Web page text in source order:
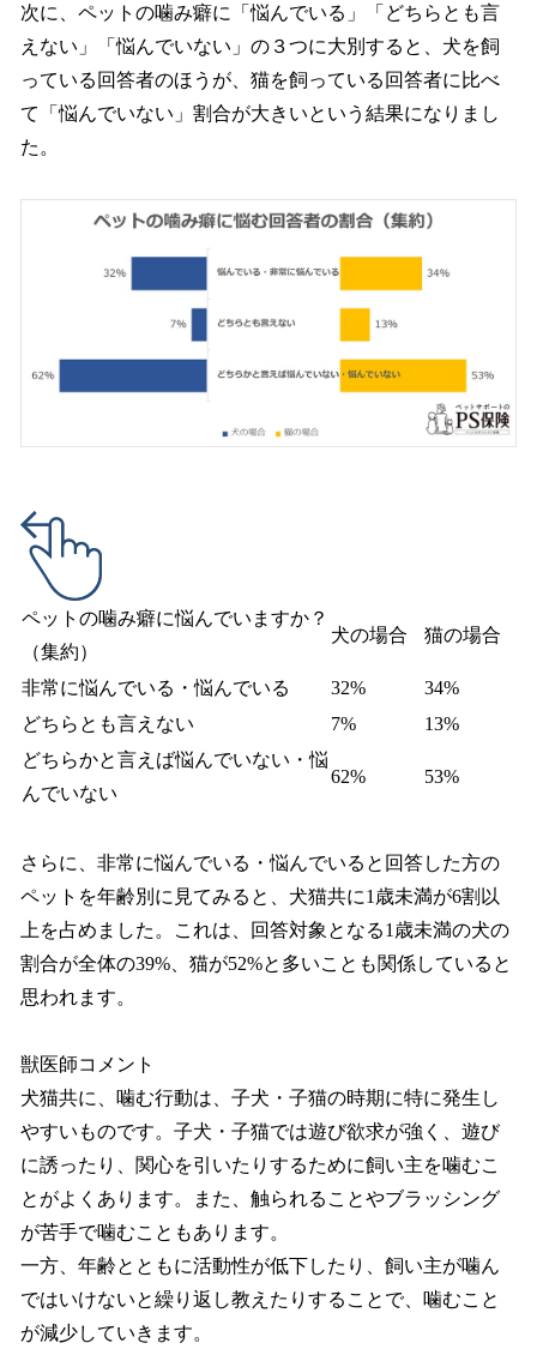
次に、ペットの噛み癖に「悩んでいる」「どちらとも言
えない」「悩んでいない」の３つに大別すると、犬を飼
っている回答者のほうが、猫を飼っている回答者に比べ
て「悩んでいない」割合が大きいという結果になりまし
た。
ペットの噛み癖に悩んでいますか？
（集約）
犬の場合 猫の場合
非常に悩んでいる・悩んでいる 32%
34%
どちらとも言えない
7%
13%
どちらかと言えば悩んでいない・悩
んでいない
62% 53%
さらに、非常に悩んでいる・悩んでいると回答した方の
ペットを年齢別に見てみると、犬猫共に1歳未満が6割以
上を占めました。これは、回答対象となる1歳未満の犬の
割合が全体の39%、猫が52%と多いことも関係していると
思われます。
獣医師コメント
犬猫共に、噛む行動は、子犬・子猫の時期に特に発生し
やすいものです。子犬・子猫では遊び欲求が強く、遊び
に誘ったり、関心を引いたりするために飼い主を噛むこ
とがよくあります。また、触られることやブラッシング
が苦手で噛むこともあります。
一方、年齢とともに活動性が低下したり、飼い主が噛ん
ではいけないと繰り返し教えたりすることで、噛むこと
が減少していきます。